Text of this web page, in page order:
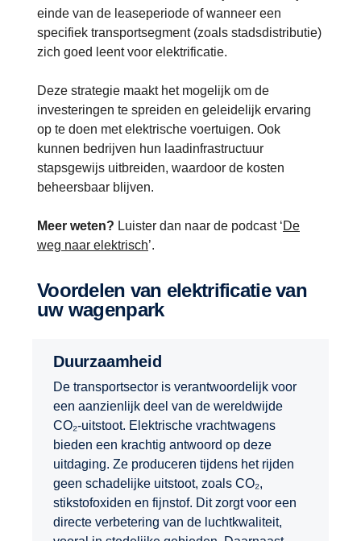
einde van de leaseperiode of wanneer een
specifiek transportsegment (zoals stadsdistributie)
zich goed leent voor elektrificatie.
Deze strategie maakt het mogelijk om de
investeringen te spreiden en geleidelijk ervaring
op te doen met elektrische voertuigen. Ook
kunnen bedrijven hun laadinfrastructuur
stapsgewijs uitbreiden, waardoor de kosten
beheersbaar blijven.
Meer weten? Luister dan naar de podcast ‘De
weg naar elektrisch’.
Voordelen van elektrificatie van
uw wagenpark
Duurzaamheid
De transportsector is verantwoordelijk voor
een aanzienlijk deel van de wereldwijde
CO₂-uitstoot. Elektrische vrachtwagens
bieden een krachtig antwoord op deze
uitdaging. Ze produceren tijdens het rijden
geen schadelijke uitstoot, zoals CO₂,
stikstofoxiden en fijnstof. Dit zorgt voor een
directe verbetering van de luchtkwaliteit,